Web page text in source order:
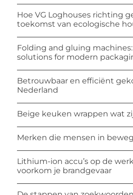
Hoe VG Loghouses richting
toekomst van ecologische
Folding and gluing
solutions for modern
Betrouwbaar en efficiënt
Nederland
Beige keuken wrappen wat
Merken die mensen in
Lithium-ion accu’s op de
voorkom je brandgevaar